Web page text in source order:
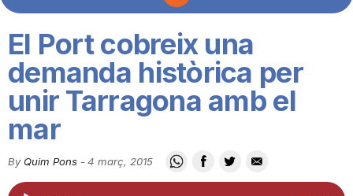
C
i
El Port cobreix una
demanda històrica per
unir Tarragona amb el
mar
By Quim Pons -4 març, 2015
Reproductor